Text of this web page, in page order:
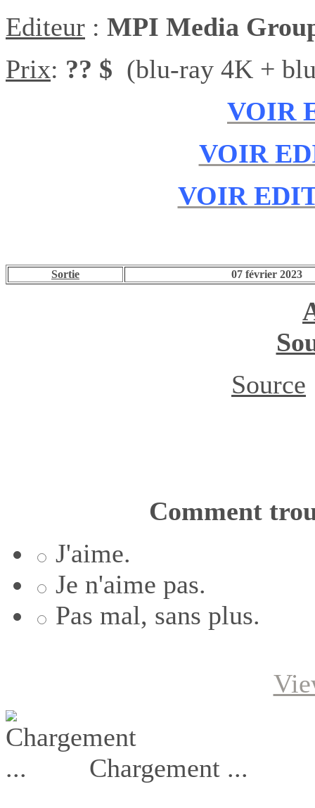
Editeur : MPI Media
Prix: ?? $ (blu-ray 4K +
VOIR
VOIR
VOIR
Sortie 07 février 2023
Source
Comment
J'aime.
Je n'aime pas.
Pas mal, sans plus.
Chargement ...